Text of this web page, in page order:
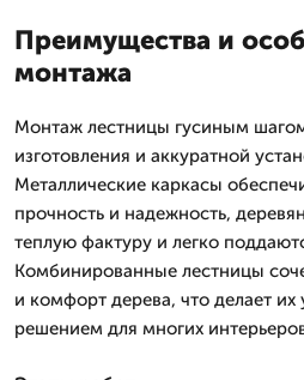
Преимущества и
монтажа
Монтаж лестницы гусиным
изготовления и аккуратной
Металлические каркасы
прочность и надежность,
теплую фактуру и легко
Комбинированные лестницы
и комфорт дерева, что делает
решением для многих